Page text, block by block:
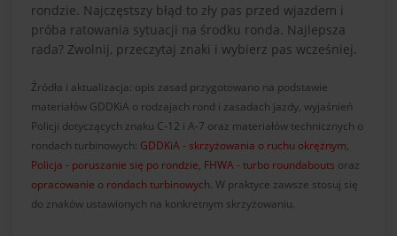
rondzie. Najczęstszy błąd to zły pas przed wjazdem i
próba ratowania sytuacji na środku ronda. Najlepsza
rada? Zwolnij, przeczytaj znaki i wybierz pas wcześniej.
Źródła i aktualizacja: opis zasad przygotowano na podstawie
materiałów GDDKiA o rodzajach rond i zasadach jazdy, wyjaśnień
Policji dotyczących znaku C-12 i A-7 oraz materiałów technicznych o
rondach turbinowych: GDDKiA - skrzyżowania o ruchu okrężnym
Policja - poruszanie się po rondzie FHWA - turbo roundabouts oraz
opracowanie o rondach turbinowych . W praktyce zawsze stosuj się
do znaków ustawionych na konkretnym skrzyżowaniu.